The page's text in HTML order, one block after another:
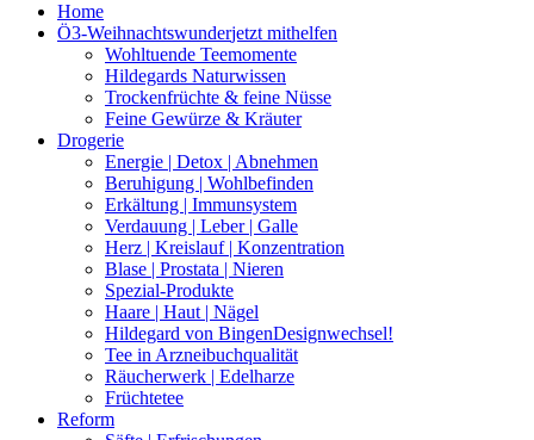
Home
Ö3-Weihnachtswunderjetzt mithelfen
Wohltuende Teemomente
Hildegards Naturwissen
Trockenfrüchte & feine Nüsse
Feine Gewürze & Kräuter
Drogerie
Energie | Detox | Abnehmen
Beruhigung | Wohlbefinden
Erkältung | Immunsystem
Verdauung | Leber | Galle
Herz | Kreislauf | Konzentration
Blase | Prostata | Nieren
Spezial-Produkte
Haare | Haut | Nägel
Hildegard von BingenDesignwechsel!
Tee in Arzneibuchqualität
Räucherwerk | Edelharze
Früchtetee
Reform